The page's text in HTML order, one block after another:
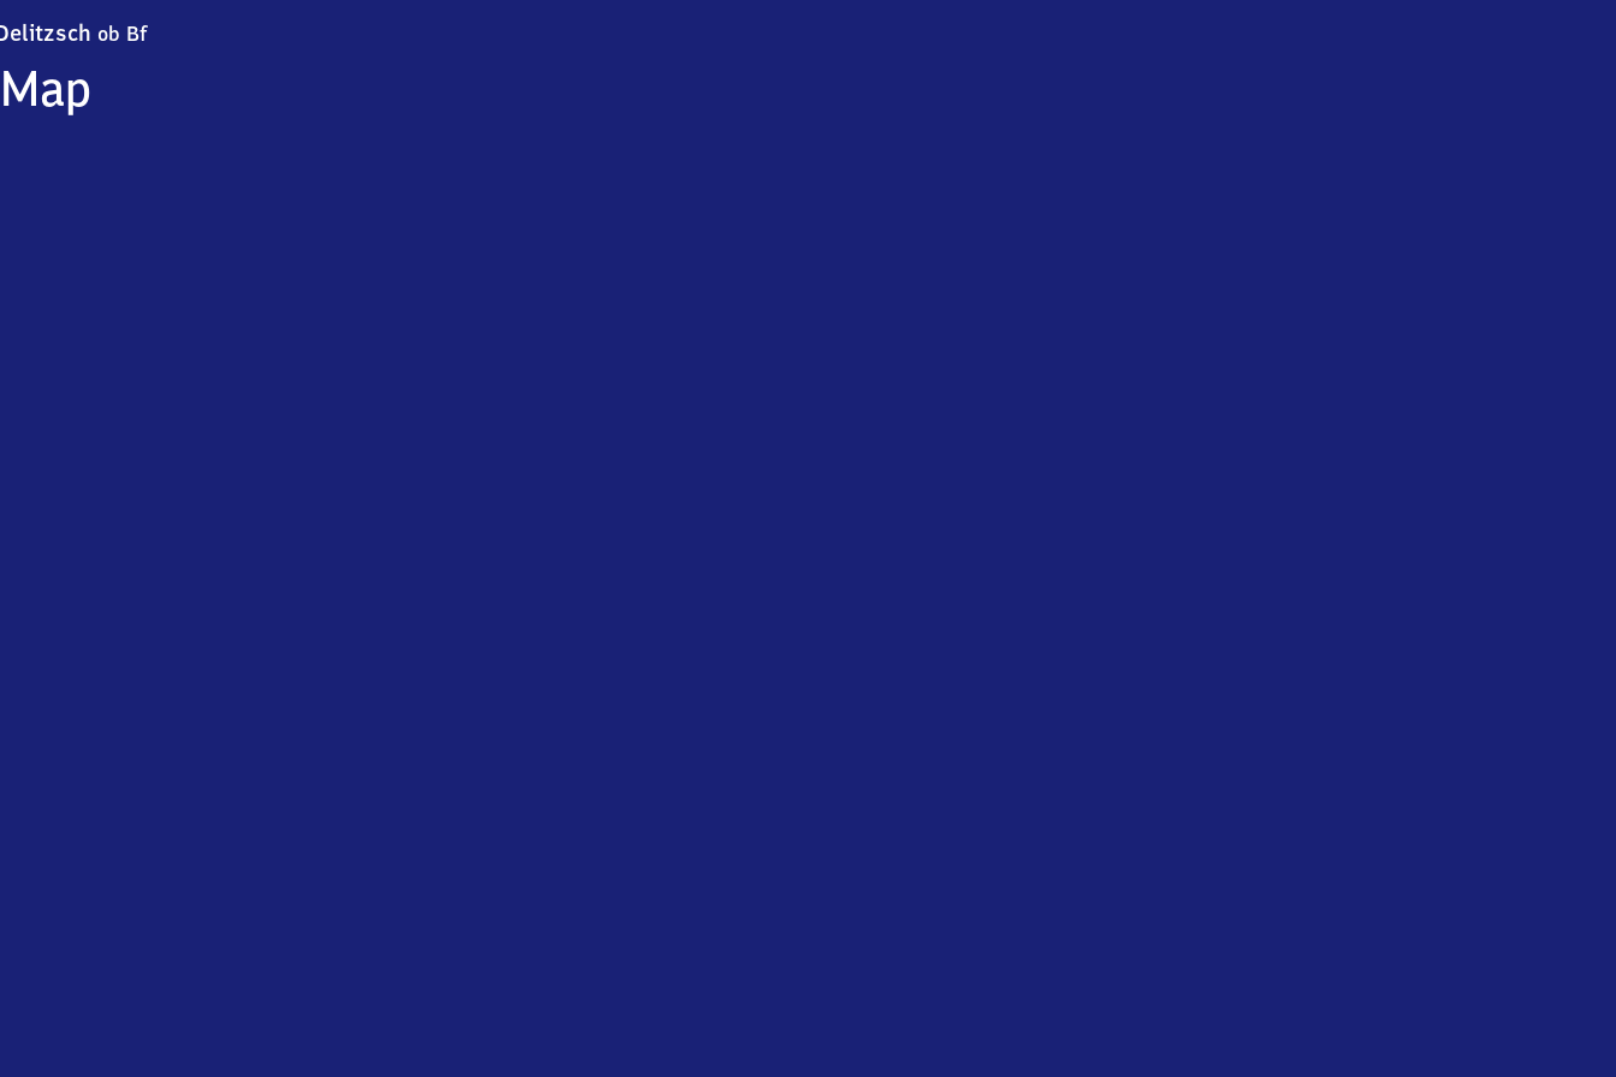
ob BfDelitzsch oberer Bahnhof
Map